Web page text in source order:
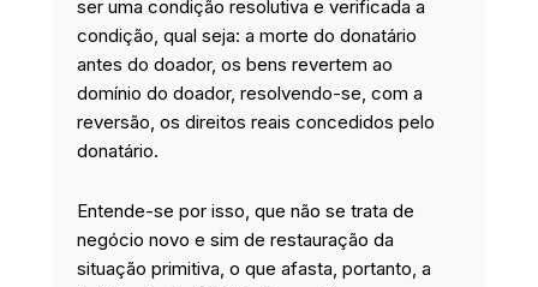
ser uma condição resolutiva e verificada a
condição, qual seja: a morte do donatário
antes do doador, os bens revertem ao
domínio do doador, resolvendo-se, com a
reversão, os direitos reais concedidos pelo
donatário.
Entende-se por isso, que não se trata de
negócio novo e sim de restauração da
situação primitiva, o que afasta, portanto, a